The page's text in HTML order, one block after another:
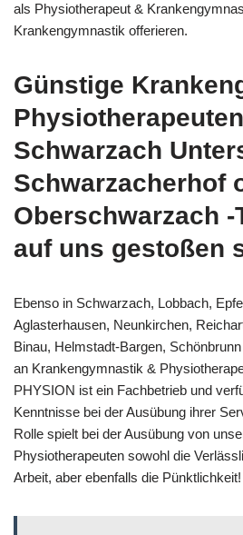
als Physiotherapeut &
Krankengymnastik offerieren.
Günstige
Schwarzach
Schwarzacherhof
Oberschwarzach
auf uns gestoßen
Ebenso in Schwarzach, Lobbach,
Aglasterhausen, Neunkirchen,
Binau, Helmstadt-Bargen,
an Krankengymnastik &
PHYSION ist ein Fachbetrieb und
Kenntnisse bei der Ausübung ihrer
Rolle spielt bei der Ausübung von
Physiotherapeuten sowohl die
Arbeit, aber ebenfalls die Pünktlichkeit!